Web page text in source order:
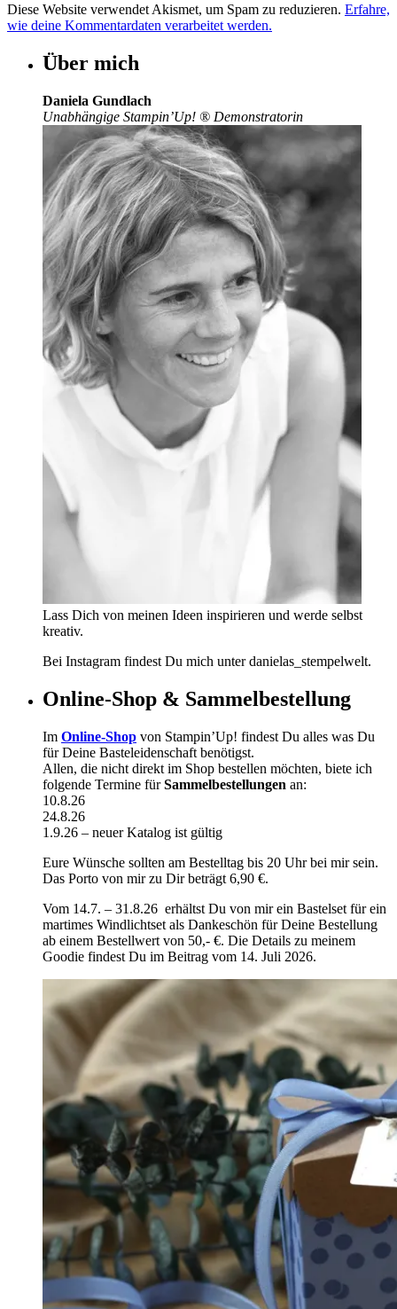
Diese Website verwendet Akismet, um Spam zu reduzieren. Erfahre,
wie deine Kommentardaten verarbeitet werden.
Über mich
Daniela Gundlach
Unabhängige Stampin’Up! ® Demonstratorin
Lass Dich von meinen Ideen inspirieren und werde selbst
kreativ.
Bei Instagram findest Du mich unter danielas_stempelwelt.
Online-Shop & Sammelbestellung
Im Online-Shop von Stampin’Up! findest Du alles was Du
für Deine Basteleidenschaft benötigst.
Allen, die nicht direkt im Shop bestellen möchten, biete ich
folgende Termine fürSammelbestellungen an:
10.8.26
24.8.26
1.9.26 – neuer Katalog ist gültig
Eure Wünsche sollten am Bestelltag bis 20 Uhr bei mir sein.
Das Porto von mir zu Dir beträgt 6,90 €.
Vom 14.7. – 31.8.26 erhältst Du von mir ein Bastelset für ein
martimes Windlichtset als Dankeschön für Deine Bestellung
ab einem Bestellwert von 50,- €. Die Details zu meinem
Goodie findest Du im Beitrag vom 14. Juli 2026.